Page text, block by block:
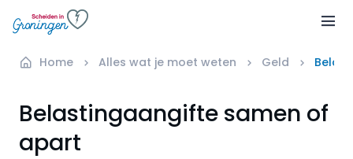
Home Alles wat je moet weten Geld
Belastingaangifte samen of
apart